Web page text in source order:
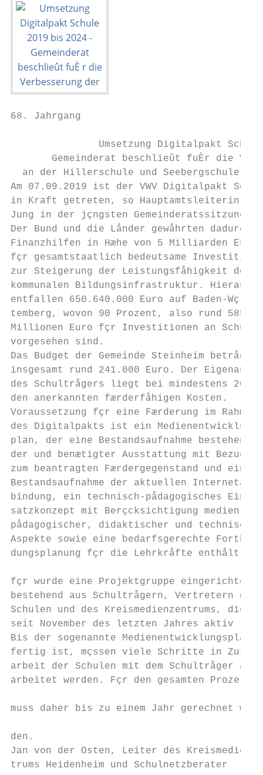
68. Jahrgang
Umsetzung Digitalpakt
Gemeinderat beschlieût fuÈr die
an der Hillerschule und Seebergschule
Am 07.09.2019 ist der VWV Digitalpakt
in Kraft getreten, so Hauptamtsleiterin
Jung in der jçngsten
Der Bund und die Lånder gewåhrten
Finanzhilfen in Hæhe von 5 Milliarden
fçr gesamtstaatlich bedeutsame
zur Steigerung der Leistungsfåhigkeit
kommunalen Bildungsinfrastruktur.
entfallen 650.640.000 Euro auf Baden-
temberg, wovon 90 Prozent, also rund
Millionen Euro fçr Investitionen an
vorgesehen sind.
Das Budget der Gemeinde Steinheim
insgesamt rund 241.000 Euro. Der
des Schultrågers liegt bei mindestens 20
den anerkannten færderfåhigen Kosten.
Voraussetzung fçr eine Færderung im
des Digitalpakts ist ein
plan, der eine Bestandsaufnahme
der und benætigter Ausstattung mit
zum beantragten Færdergegenstand und
Bestandsaufnahme der aktuellen
bindung, ein technisch-pådagogisches
satzkonzept mit Berçcksichtigung medien-
pådagogischer, didaktischer und
Aspekte sowie eine bedarfsgerechte
dungsplanung fçr die Lehrkråfte enthålt.
fçr wurde eine Projektgruppe
bestehend aus Schultrågern, Vertretern
Schulen und des Kreismedienzentrums, die
seit November des letzten Jahres aktiv
Bis der sogenannte
fertig ist, mçssen viele Schritte in
arbeit der Schulen mit dem Schultråger
arbeitet werden. Fçr den gesamten
muss daher bis zu einem Jahr gerechnet
den.                                             Der
Jan von der Osten, Leiter des
trums Heidenheim und Schulnetzberater